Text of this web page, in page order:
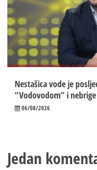
Nestašica vode je
“Vodovodom” i
06/08/2026
Jedan